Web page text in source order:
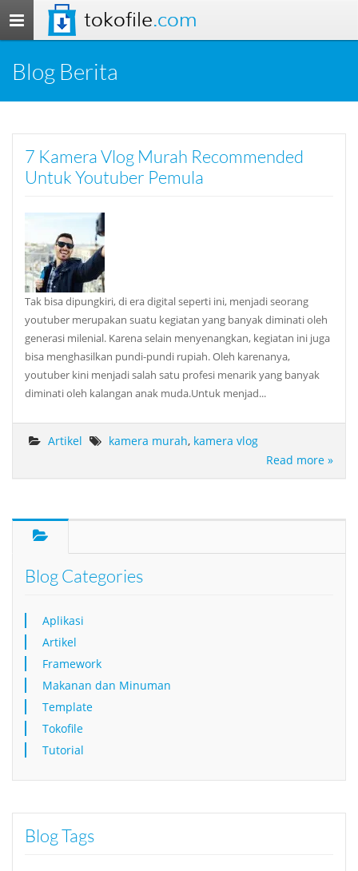
Toggle
navigation
tokofile.com
Blog Berita
7 Kamera Vlog Murah Recommended
Untuk Youtuber Pemula
Tak bisa dipungkiri, di era digital seperti ini, menjadi seorang
youtuber merupakan suatu kegiatan yang banyak diminati oleh
generasi milenial. Karena selain menyenangkan, kegiatan ini juga
bisa menghasilkan pundi-pundi rupiah. Oleh karenanya,
youtuber kini menjadi salah satu profesi menarik yang banyak
diminati oleh kalangan anak muda.Untuk menjad...
Artikel kamera murah, kamera vlog
Read more »
Blog Categories
Aplikasi
Artikel
Framework
Makanan dan Minuman
Template
Tokofile
Tutorial
Blog Tags